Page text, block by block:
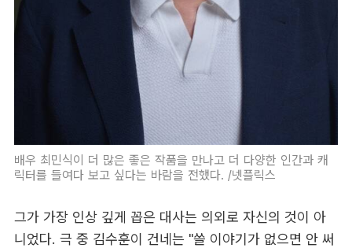
배우 최민식이 더 많은 좋은 작품을 만나고 더 다양한 인간과 캐
릭터를 들여다 보고 싶다는 바람을 전했다. /넷플릭스
그가 가장 인상 깊게 꼽은 대사는 의외로 자신의 것이 아
니었다. 극 중 김수훈이 건네는 "쓸 이야기가 없으면 안 써